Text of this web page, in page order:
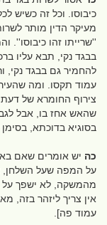
כיבוסו. וכל זה כשיש
מעיקר הדין מותר
''שרייתו זהו כיבוסו''.
בבגד נקי, תבא עליו
להחמיר גם בבגד נקי,
עמוד תקסו. ומה
צירוף החומרא של
שהאש אחז בו, אבל
בסוגיא בדוכתא,
כה יש אומרים שאם בא
על המפה שעל השלחן,
מהמשקה, לא ישפך על
אין צריך ליזהר בזה,
עמוד פה].